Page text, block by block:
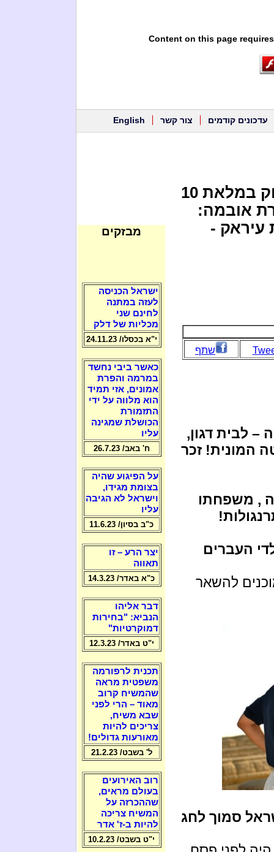
Content on this page
עדכונים קודמים צור קשר English
אובמה הגיע לארץ ב-20 למרץ, בדיוק במלאת 10
אובמה:
-
שתף
– לבית דגון,
המונית! זכר
, משפחתו
העברים
להשאר
סמוך לחג
מבזקים
ישראל הכניסה
לעזה במתנה
לחינם שני
מכליות של דלק
י"א בכסלו/ 24.11.23
כאשר ביבי נחשד
במרמה והפרת
אמונים, אזי תמיד
הוא מלווה על ידי
התזמורת
הכושלת שמגינה
עליו
ח' באב/ 26.7.23
על הפיגוע שהיה
בצומת מגידו,
וישראל לא הגיבה
עליו
כ"ב בסיון/ 11.6.23
יצר הרע – זו
תאווה
כ"א באדר/ 14.3.23
דבר אליהו
הנביא: "בחירות
דמוקרטיות"
י"ט באדר/ 12.3.23
תכנית לרפורמה
משפטית מראה
שהמשיח קרוב
מאוד – הרי לפני
שבא משיח,
צריכים להיות
מאורעות גדולים!
ל' בשבט/ 21.2.23
רוב האירועים
בעולם מראים,
שההכרזה על
המשיח צריכה
להיות ב-ז' אדר
י"ט בשבט/ 10.2.23